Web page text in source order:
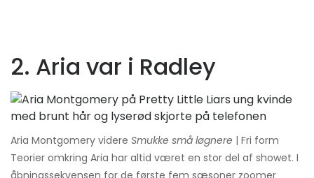
2. Aria var i Radley
Aria Montgomery videre Smukke små løgnere | Fri form
Teorier omkring Aria har altid været en stor del af showet. I